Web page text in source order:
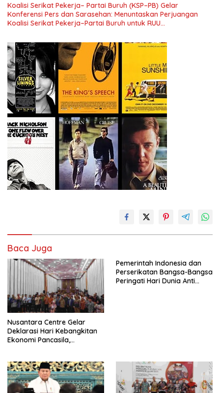
Koalisi Serikat Pekerja– Partai Buruh (KSP–PB) Gelar
Konferensi Pers dan Sarasehan: Menuntaskan Perjuangan
Koalisi Serikat Pekerja–Partai Buruh untuk RUU
Baca Juga
Nusantara Centre Gelar
Deklarasi Hari Kebangkitan
Ekonomi Pancasila,
Penjajahan (Pergolakan
Ekonomi Politik Indonesia) &
Simposium Nasional “Urgensi
Pemerintah Indonesia dan
Perserikatan Bangsa-Bangsa
Peringati Hari Dunia Anti